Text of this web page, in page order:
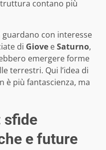
contano più
guardano con interesse
di Giove eSaturno,
emergere forme
terrestri. Qui l’idea di
è più fantascienza, ma
sfide
e future